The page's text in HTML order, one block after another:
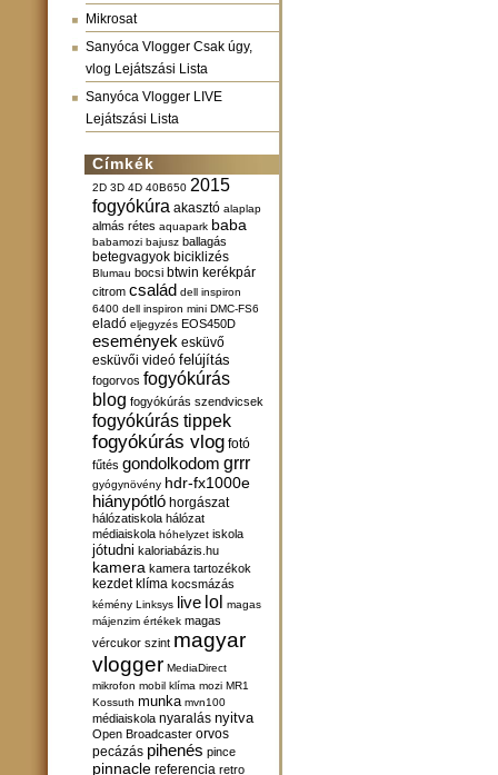
Mikrosat
Sanyóca Vlogger Csak úgy,
vlog Lejátszási Lista
Sanyóca Vlogger LIVE
Lejátszási Lista
Címkék
2D 3D 4D 40B650 2015
fogyókúra akasztó alaplap
almás rétes aquapark baba
babamozi bajusz ballagás
betegvagyok biciklizés
Blumau bocsi btwin kerékpár
citrom család dell inspiron
6400 dell inspiron mini DMC-FS6
eladó eljegyzés EOS450D
események esküvő
esküvői videó felújítás
fogorvos fogyókúrás
blog fogyókúrás szendvicsek
fogyókúrás tippek
fogyókúrás vlog fotó
fűtés gondolkodom grrr
gyógynövény hdr-fx1000e
hiánypótló horgászat
hálózatiskola hálózat
médiaiskola hóhelyzet iskola
jótudni kaloriabázis.hu
kamera kamera tartozékok
kezdet klíma kocsmázás
kémény Linksys live lol magas
májenzim értékek magas
vércukor szint magyar
vlogger MediaDirect
mikrofon mobil klíma mozi MR1
Kossuth munka mvn100
médiaiskola nyaralás nyitva
Open Broadcaster orvos
pecázás pihenés pince
pinnacle referencia retro